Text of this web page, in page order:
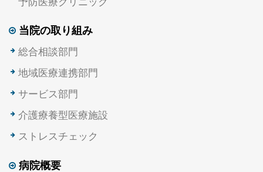
当院の取り組み
総合相談部門
地域医療連携部門
サービス部門
介護療養型医療施設
ストレスチェック
病院概要